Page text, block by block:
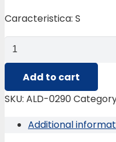
Caracteristica: S
ALD-
0290
4”
Add to cart
SKU: ALD-0290
Additional